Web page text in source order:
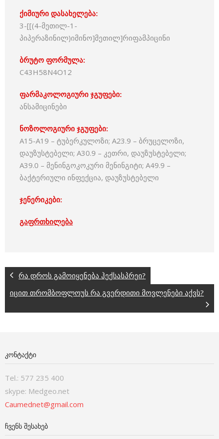
ქიმიური დასახელება:
3-[[(4-მეთილ-1-
პიპერაზინილ)იმინო]მეთილ]რიფამპიცინი
ბრუტო ფორმულა:
C43H58N4O12
ფარმაკოლოგიური ჯგუფები:
ანსამიცინები
ნოზოლოგიური ჯგუფები:
A15-A19 – ტუბერკულოზი; A23.9 – ბრუცელოზი,
დაუზუსტებელი; A30.9 – კეთრი, დაუზუსტებელი;
A39.0 – მენინგოკოკური მენინგიტი; A49.9 –
ბაქტერიული ინფექცია, დაუზუსტებელი
ჯენერიკები:
გაფრთხილება
რა დროს გამოიყენება ჰექსასპრეი?
იცით თრომბოფლოუს რა გვერდითი მოვლენები აქვს?
ᲙᲝᲜᲢᲐᲥᲢᲘ
Tel.: 577 235 400
skype: Medgeo.net
Caumednet@gmail.com
ᲩᲕᲔᲜᲡ ᲨᲔᲡᲐᲮᲔᲑ